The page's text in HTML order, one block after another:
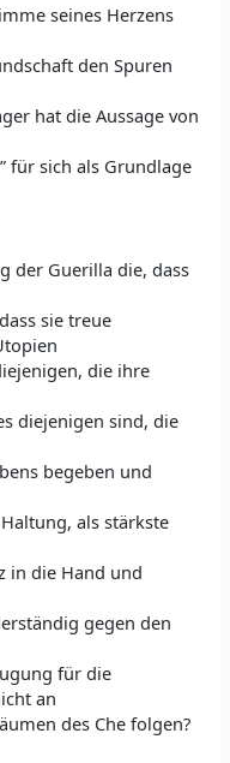
seines Herzens
den Spuren
hat die Aussage von
für sich als Grundlage
der Guerilla die, dass
sie treue
die ihre
diejenigen sind, die
begeben und
als stärkste
in die Hand und
gegen den
für die
an
des Che folgen?